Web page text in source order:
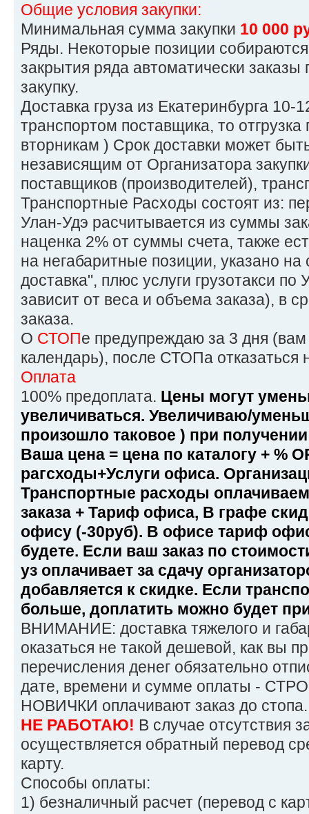
Общие условия закупки:
Минимальная сумма закупки 10 000
Ряды. Некоторые позиции
закрытия ряда автоматически
закупку.
Доставка груза из Екатеринбурга 10-
транспортом поставщика, то отгрузка
вторникам ) Срок доставки может
независящим от Организатора
поставщиков (производителей),
Транспортные Расходы состоят из:
Улан-Удэ расчитывается из суммы
наценка 2% от суммы счета, также
на негабаритные позиции, указано на
доставка", плюс услуги грузотакси по
зависит от веса и объема заказа), в
заказа.
О СТОПе предупреждаю за 3 дня
календарь), после СТОПа отказаться
Оплата
100% предоплата. Цены могут
увеличиваться. Увеличиваю/
произошло таковое ) при
Ваша цена = цена по каталогу + %
рагсходы+Услуги офиса.
Транспортные расходы
заказа + Тариф офиса, В графе
офису (-30руб). В офисе тариф
будете. Если ваш заказ по
уз оплачивает за сдачу
добавляется к скидке. Если
больше, доплатить можно будет
ВНИМАНИЕ: доставка тяжелого и
оказаться не такой дешевой, как вы
перечисления денег обязательно
дате, времени и сумме оплаты -
НОВИЧКИ оплачивают заказ до
НЕ РАБОТАЮ! В случае отсутствия
осуществляется обратный перевод
карту.
Способы оплаты:
1) безналичный расчет (перевод с